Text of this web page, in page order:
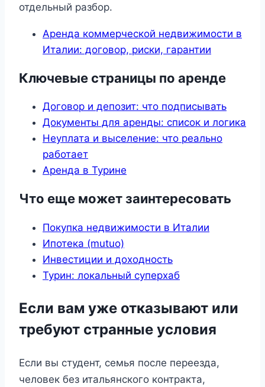
отдельный разбор.
Аренда коммерческой недвижимости в
Италии: договор, риски, гарантии
Ключевые страницы по аренде
Договор и депозит: что подписывать
Документы для аренды: список и логика
Неуплата и выселение: что реально
работает
Аренда в Турине
Что еще может заинтересовать
Покупка недвижимости в Италии
Ипотека (mutuo)
Инвестиции и доходность
Турин: локальный суперхаб
Если вам уже отказывают или
требуют странные условия
Если вы студент, семья после переезда,
человек без итальянского контракта,